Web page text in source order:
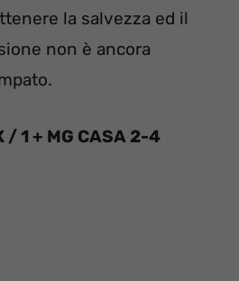
la salvezza ed il
non è ancora
/ 1 + MG CASA 2-4